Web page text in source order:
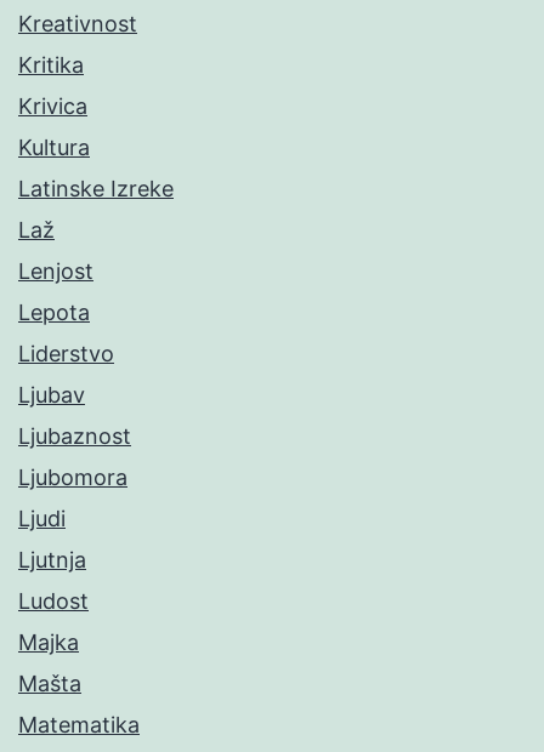
Kreativnost
Kritika
Krivica
Kultura
Latinske Izreke
Laž
Lenjost
Lepota
Liderstvo
Ljubav
Ljubaznost
Ljubomora
Ljudi
Ljutnja
Ludost
Majka
Mašta
Matematika